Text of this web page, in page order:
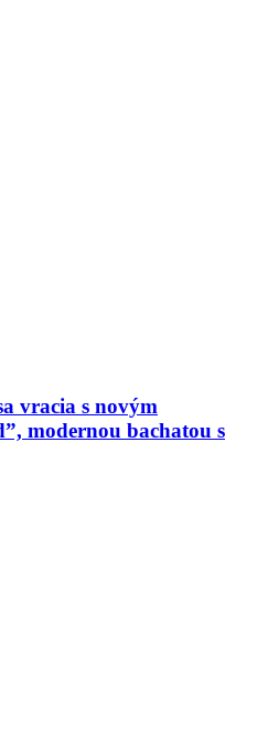
vracia s novým
modernou bachatou s